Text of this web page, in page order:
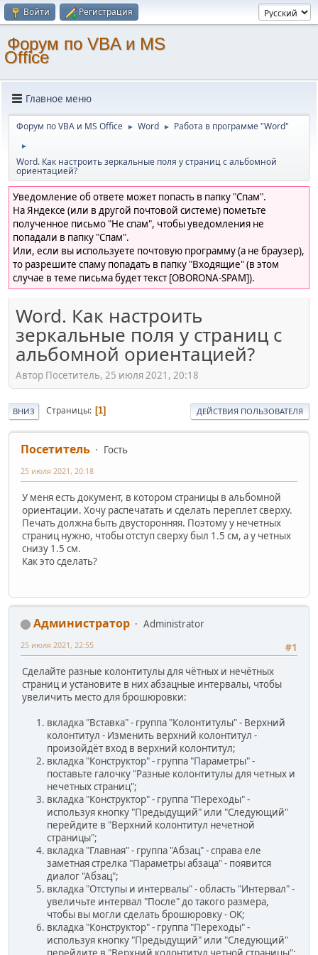
Войти Регистрация
Форум по VBA и MS
Office
Главное меню
Форум по VBA и MS Office ► Word ► Работа в программе "Word"
►
Word. Как настроить зеркальные поля у страниц с альбомной
ориентацией?
Уведомление об ответе может попасть в папку "Спам".
На Яндексе (или в другой почтовой системе) пометьте
полученное письмо "Не спам", чтобы уведомления не
попадали в папку "Спам".
Или, если вы используете почтовую программу (а не браузер),
то разрешите спаму попадать в папку "Входящие" (в этом
случае в теме письма будет текст [OBORONA-SPAM]).
Word. Как настроить
зеркальные поля у страниц с
альбомной ориентацией?
Автор Посетитель, 25 июля 2021, 20:18
ВНИЗ Страницы 1 ДЕЙСТВИЯ ПОЛЬЗОВАТЕЛЯ
Посетитель Гость
25 июля 2021, 20:18
У меня есть документ, в котором страницы в альбомной
ориентации. Хочу распечатать и сделать переплет сверху.
Печать должна быть двусторонняя. Поэтому у нечетных
страниц нужно, чтобы отступ сверху был 1.5 см, а у четных
снизу 1.5 см.
Как это сделать?
Администратор
Administrator
#1
25 июля 2021, 22:55
Сделайте разные колонтитулы для чётных и нечётных
страниц и установите в них абзацные интервалы, чтобы
увеличить место для брошюровки:
вкладка "Вставка" - группа "Колонтитулы" - Верхний
колонтитул - Изменить верхний колонтитул -
произойдёт вход в верхний колонтитул;
вкладка "Конструктор" - группа "Параметры" -
поставьте галочку "Разные колонтитулы для четных и
нечетных страниц";
вкладка "Конструктор" - группа "Переходы" -
используя кнопку "Предыдущий" или "Следующий"
перейдите в "Верхний колонтитул нечетной
страницы";
вкладка "Главная" - группа "Абзац" - справа еле
заметная стрелка "Параметры абзаца" - появится
диалог "Абзац";
вкладка "Отступы и интервалы" - область "Интервал" -
увеличьте интервал "После" до такого размера,
чтобы вы могли сделать брошюровку - OK;
вкладка "Конструктор" - группа "Переходы" -
используя кнопку "Предыдущий" или "Следующий"